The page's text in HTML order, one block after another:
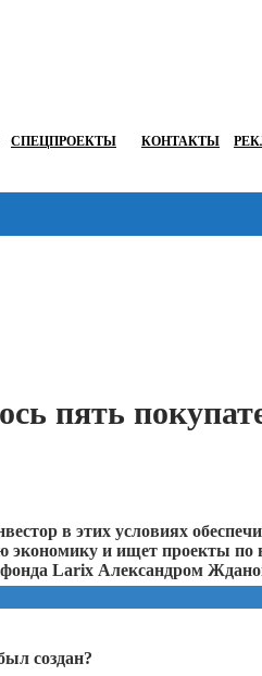
СПЕЦПРОЕКТЫ КОНТАКТЫ
пять
в этих условиях
экономику и ищет проекты по
Larix Александром
создан?